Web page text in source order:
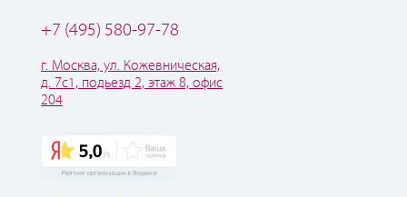
+7 (495) 580-97-78
г. Москва, ул. Кожевническая,
д. 7с1, подьезд 2, этаж 8, офис
204